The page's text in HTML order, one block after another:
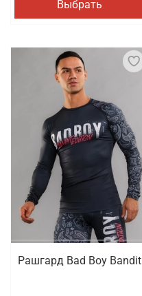
Выбрать
Рашгард Bad Boy Bandit